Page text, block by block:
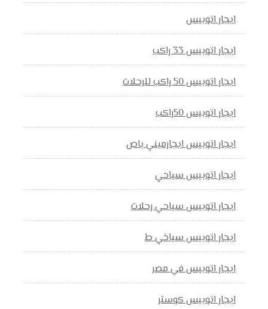
ايجار اتوبيس
ايجار اتوبيس 33 راكب
ايجار اتوبيس 50 راكب للرحلات
ايجار اتوبيس 50راكب
ايجار اتوبيس ايجارميني باص
ايجار اتوبيس سياحي
ايجار اتوبيس سياحي رحلات
ايجار اتوبيس سياخي ط
ايجار اتوبيس في مصر
ايجار اتوبيس كوستر